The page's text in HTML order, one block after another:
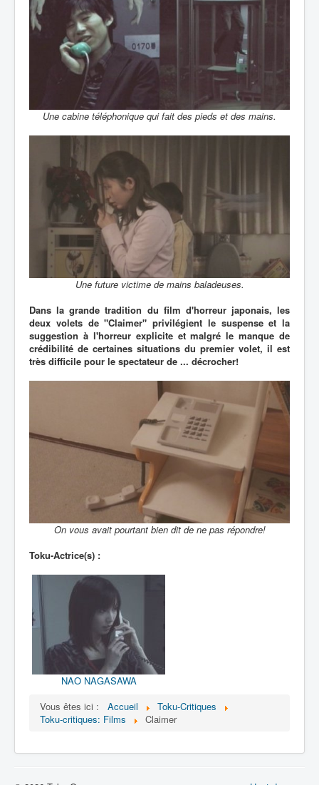
Une cabine téléphonique qui fait des pieds et des mains.
Une future victime de mains baladeuses.
Dans la grande tradition du film d'horreur japonais, les
deux volets de "Claimer" privilégient le suspense et la
suggestion à l'horreur explicite et malgré le manque de
crédibilité de certaines situations du premier volet, il est
très difficile pour le spectateur de ... décrocher!
On vous avait pourtant bien dit de ne pas répondre!
Toku-Actrice(s) :
NAO NAGASAWA
Vous êtes ici :
Accueil
Toku-Critiques
Toku-critiques: Films
Claimer